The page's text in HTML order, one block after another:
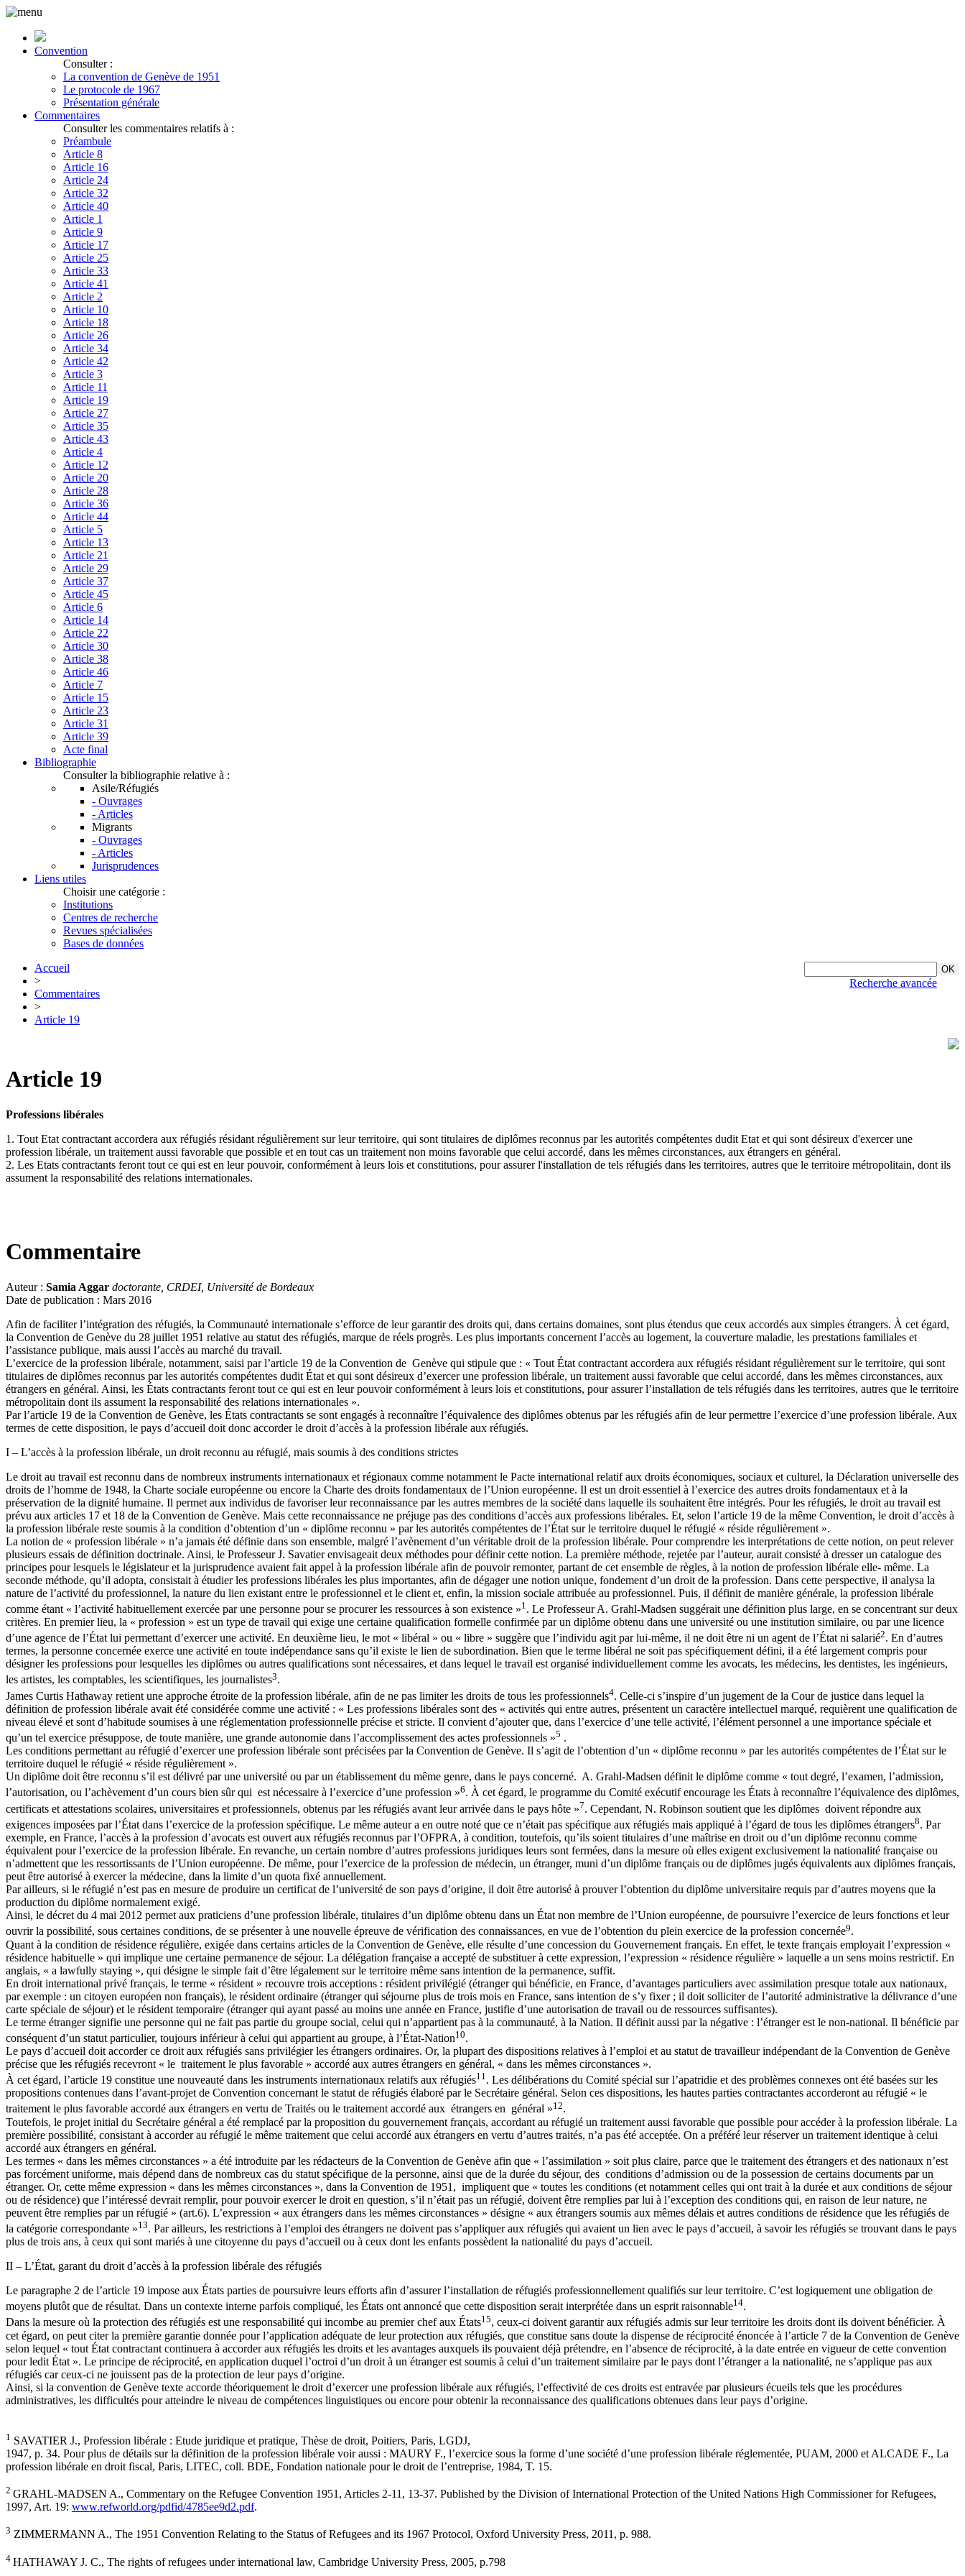
Convention
Consulter :
La convention de Genève de 1951
Le protocole de 1967
Présentation générale
Commentaires
Consulter les commentaires relatifs à :
Préambule
Article 8
Article 16
Article 24
Article 32
Article 40
Article 1
Article 9
Article 17
Article 25
Article 33
Article 41
Article 2
Article 10
Article 18
Article 26
Article 34
Article 42
Article 3
Article 11
Article 19
Article 27
Article 35
Article 43
Article 4
Article 12
Article 20
Article 28
Article 36
Article 44
Article 5
Article 13
Article 21
Article 29
Article 37
Article 45
Article 6
Article 14
Article 22
Article 30
Article 38
Article 46
Article 7
Article 15
Article 23
Article 31
Article 39
Acte final
Bibliographie
Consulter la bibliographie relative à :
Asile/Réfugiés
- Ouvrages
- Articles
Migrants
- Ouvrages
- Articles
Jurisprudences
Liens utiles
Choisir une catégorie :
Institutions
Centres de recherche
Revues spécialisées
Bases de données
Recherche avancée
Accueil
>
Commentaires
>
Article 19
Article 19
Professions libérales
1. Tout Etat contractant accordera aux réfugiés résidant régulièrement sur leur territoire, qui sont titulaires de diplômes reconnus par les autorités compétentes dudit Etat et qui sont désireux d'exercer une
profession libérale, un traitement aussi favorable que possible et en tout cas un traitement non moins favorable que celui accordé, dans les mêmes circonstances, aux étrangers en général.
2. Les Etats contractants feront tout ce qui est en leur pouvoir, conformément à leurs lois et constitutions, pour assurer l'installation de tels réfugiés dans les territoires, autres que le territoire métropolitain, dont ils
assument la responsabilité des relations internationales.
Commentaire
Auteur : Samia Aggar doctorante, CRDEI, Université de Bordeaux
Date de publication : Mars 2016
Afin de faciliter l’intégration des réfugiés, la Communauté internationale s’efforce de leur garantir des droits qui, dans certains domaines, sont plus étendus que ceux accordés aux simples étrangers. À cet égard,
la Convention de Genève du 28 juillet 1951 relative au statut des réfugiés, marque de réels progrès. Les plus importants concernent l’accès au logement, la couverture maladie, les prestations familiales et
l’assistance publique, mais aussi l’accès au marché du travail.
L’exercice de la profession libérale, notamment, saisi par l’article 19 de la Convention de Genève qui stipule que : « Tout État contractant accordera aux réfugiés résidant régulièrement sur le territoire, qui sont
titulaires de diplômes reconnus par les autorités compétentes dudit État et qui sont désireux d’exercer une profession libérale, un traitement aussi favorable que celui accordé, dans les mêmes circonstances, aux
étrangers en général. Ainsi, les États contractants feront tout ce qui est en leur pouvoir conformément à leurs lois et constitutions, pour assurer l’installation de tels réfugiés dans les territoires, autres que le territoire
métropolitain dont ils assument la responsabilité des relations internationales ».
Par l’article 19 de la Convention de Genève, les États contractants se sont engagés à reconnaître l’équivalence des diplômes obtenus par les réfugiés afin de leur permettre l’exercice d’une profession libérale. Aux
termes de cette disposition, le pays d’accueil doit donc accorder le droit d’accès à la profession libérale aux réfugiés.
I – L’accès à la profession libérale, un droit reconnu au réfugié, mais soumis à des conditions strictes
Le droit au travail est reconnu dans de nombreux instruments internationaux et régionaux comme notamment le Pacte international relatif aux droits économiques, sociaux et culturel, la Déclaration universelle des
droits de l’homme de 1948, la Charte sociale européenne ou encore la Charte des droits fondamentaux de l’Union européenne. Il est un droit essentiel à l’exercice des autres droits fondamentaux et à la
préservation de la dignité humaine. Il permet aux individus de favoriser leur reconnaissance par les autres membres de la société dans laquelle ils souhaitent être intégrés. Pour les réfugiés, le droit au travail est
prévu aux articles 17 et 18 de la Convention de Genève. Mais cette reconnaissance ne préjuge pas des conditions d’accès aux professions libérales. Et, selon l’article 19 de la même Convention, le droit d’accès à
la profession libérale reste soumis à la condition d’obtention d’un « diplôme reconnu » par les autorités compétentes de l’État sur le territoire duquel le réfugié « réside régulièrement ».
La notion de « profession libérale » n’a jamais été définie dans son ensemble, malgré l’avènement d’un véritable droit de la profession libérale. Pour comprendre les interprétations de cette notion, on peut relever
plusieurs essais de définition doctrinale. Ainsi, le Professeur J. Savatier envisageait deux méthodes pour définir cette notion. La première méthode, rejetée par l’auteur, aurait consisté à dresser un catalogue des
principes pour lesquels le législateur et la jurisprudence avaient fait appel à la profession libérale afin de pouvoir remonter, partant de cet ensemble de règles, à la notion de profession libérale elle- même. La
seconde méthode, qu’il adopta, consistait à étudier les professions libérales les plus importantes, afin de dégager une notion unique, fondement d’un droit de la profession. Dans cette perspective, il analysa la
nature de l’activité du professionnel, la nature du lien existant entre le professionnel et le client et, enfin, la mission sociale attribuée au professionnel. Puis, il définit de manière générale, la profession libérale
comme étant « l’activité habituellement exercée par une personne pour se procurer les ressources à son existence »1 . Le Professeur A. Grahl-Madsen suggérait une définition plus large, en se concentrant sur deux
critères. En premier lieu, la « profession » est un type de travail qui exige une certaine qualification formelle confirmée par un diplôme obtenu dans une université ou une institution similaire, ou par une licence
d’une agence de l’État lui permettant d’exercer une activité. En deuxième lieu, le mot « libéral » ou « libre » suggère que l’individu agit par lui-même, il ne doit être ni un agent de l’État ni salarié2. En d’autres
termes, la personne concernée exerce une activité en toute indépendance sans qu’il existe le lien de subordination. Bien que le terme libéral ne soit pas spécifiquement défini, il a été largement compris pour
désigner les professions pour lesquelles les diplômes ou autres qualifications sont nécessaires, et dans lequel le travail est organisé individuellement comme les avocats, les médecins, les dentistes, les ingénieurs,
les artistes, les comptables, les scientifiques, les journalistes3.
James Curtis Hathaway retient une approche étroite de la profession libérale, afin de ne pas limiter les droits de tous les professionnels4. Celle-ci s’inspire d’un jugement de la Cour de justice dans lequel la
définition de profession libérale avait été considérée comme une activité : « Les professions libérales sont des « activités qui entre autres, présentent un caractère intellectuel marqué, requièrent une qualification de
niveau élevé et sont d’habitude soumises à une réglementation professionnelle précise et stricte. Il convient d’ajouter que, dans l’exercice d’une telle activité, l’élément personnel a une importance spéciale et
qu’un tel exercice présuppose, de toute manière, une grande autonomie dans l’accomplissement des actes professionnels »5 .
Les conditions permettant au réfugié d’exercer une profession libérale sont précisées par la Convention de Genève. Il s’agit de l’obtention d’un « diplôme reconnu » par les autorités compétentes de l’État sur le
territoire duquel le réfugié « réside régulièrement ».
Un diplôme doit être reconnu s’il est délivré par une université ou par un établissement du même genre, dans le pays concerné. A. Grahl-Madsen définit le diplôme comme « tout degré, l’examen, l’admission,
l’autorisation, ou l’achèvement d’un cours bien sûr qui est nécessaire à l’exercice d’une profession »6. À cet égard, le programme du Comité exécutif encourage les États à reconnaître l’équivalence des diplômes,
certificats et attestations scolaires, universitaires et professionnels, obtenus par les réfugiés avant leur arrivée dans le pays hôte »7. Cependant, N. Robinson soutient que les diplômes doivent répondre aux
exigences imposées par l’État dans l’exercice de la profession spécifique. Le même auteur a en outre noté que ce n’était pas spécifique aux réfugiés mais appliqué à l’égard de tous les diplômes étrangers8. Par
exemple, en France, l’accès à la profession d’avocats est ouvert aux réfugiés reconnus par l’OFPRA, à condition, toutefois, qu’ils soient titulaires d’une maîtrise en droit ou d’un diplôme reconnu comme
équivalent pour l’exercice de la profession libérale. En revanche, un certain nombre d’autres professions juridiques leurs sont fermées, dans la mesure où elles exigent exclusivement la nationalité française ou
n’admettent que les ressortissants de l’Union européenne. De même, pour l’exercice de la profession de médecin, un étranger, muni d’un diplôme français ou de diplômes jugés équivalents aux diplômes français,
peut être autorisé à exercer la médecine, dans la limite d’un quota fixé annuellement.
Par ailleurs, si le réfugié n’est pas en mesure de produire un certificat de l’université de son pays d’origine, il doit être autorisé à prouver l’obtention du diplôme universitaire requis par d’autres moyens que la
production du diplôme normalement exigé.
Ainsi, le décret du 4 mai 2012 permet aux praticiens d’une profession libérale, titulaires d’un diplôme obtenu dans un État non membre de l’Union européenne, de poursuivre l’exercice de leurs fonctions et leur
ouvrir la possibilité, sous certaines conditions, de se présenter à une nouvelle épreuve de vérification des connaissances, en vue de l’obtention du plein exercice de la profession concernée9.
Quant à la condition de résidence régulière, exigée dans certains articles de la Convention de Genève, elle résulte d’une concession du Gouvernement français. En effet, le texte français employait l’expression «
résidence habituelle » qui implique une certaine permanence de séjour. La délégation française a accepté de substituer à cette expression, l’expression « résidence régulière » laquelle a un sens moins restrictif. En
anglais, « a lawfully staying », qui désigne le simple fait d’être légalement sur le territoire même sans intention de la permanence, suffit.
En droit international privé français, le terme « résident » recouvre trois acceptions : résident privilégié (étranger qui bénéficie, en France, d’avantages particuliers avec assimilation presque totale aux nationaux,
par exemple : un citoyen européen non français), le résident ordinaire (étranger qui séjourne plus de trois mois en France, sans intention de s’y fixer ; il doit solliciter de l’autorité administrative la délivrance d’une
carte spéciale de séjour) et le résident temporaire (étranger qui ayant passé au moins une année en France, justifie d’une autorisation de travail ou de ressources suffisantes).
Le terme étranger signifie une personne qui ne fait pas partie du groupe social, celui qui n’appartient pas à la communauté, à la Nation. Il définit aussi par la négative : l’étranger est le non-national. Il bénéficie par
conséquent d’un statut particulier, toujours inférieur à celui qui appartient au groupe, à l’État-Nation10.
Le pays d’accueil doit accorder ce droit aux réfugiés sans privilégier les étrangers ordinaires. Or, la plupart des dispositions relatives à l’emploi et au statut de travailleur indépendant de la Convention de Genève
précise que les réfugiés recevront « le traitement le plus favorable » accordé aux autres étrangers en général, « dans les mêmes circonstances ».
À cet égard, l’article 19 constitue une nouveauté dans les instruments internationaux relatifs aux réfugiés11. Les délibérations du Comité spécial sur l’apatridie et des problèmes connexes ont été basées sur les
propositions contenues dans l’avant-projet de Convention concernant le statut de réfugiés élaboré par le Secrétaire général. Selon ces dispositions, les hautes parties contractantes accorderont au réfugié « le
traitement le plus favorable accordé aux étrangers en vertu de Traités ou le traitement accordé aux étrangers en général »12.
Toutefois, le projet initial du Secrétaire général a été remplacé par la proposition du gouvernement français, accordant au réfugié un traitement aussi favorable que possible pour accéder à la profession libérale. La
première possibilité, consistant à accorder au réfugié le même traitement que celui accordé aux étrangers en vertu d’autres traités, n’a pas été acceptée. On a préféré leur réserver un traitement identique à celui
accordé aux étrangers en général.
Les termes « dans les mêmes circonstances » a été introduite par les rédacteurs de la Convention de Genève afin que « l’assimilation » soit plus claire, parce que le traitement des étrangers et des nationaux n’est
pas forcément uniforme, mais dépend dans de nombreux cas du statut spécifique de la personne, ainsi que de la durée du séjour, des conditions d’admission ou de la possession de certains documents par un
étranger. Or, cette même expression « dans les mêmes circonstances », dans la Convention de 1951, impliquent que « toutes les conditions (et notamment celles qui ont trait à la durée et aux conditions de séjour
ou de résidence) que l’intéressé devrait remplir, pour pouvoir exercer le droit en question, s’il n’était pas un réfugié, doivent être remplies par lui à l’exception des conditions qui, en raison de leur nature, ne
peuvent être remplies par un réfugié » (art.6). L’expression « aux étrangers dans les mêmes circonstances » désigne « aux étrangers soumis aux mêmes délais et autres conditions de résidence que les réfugiés de
la catégorie correspondante »13. Par ailleurs, les restrictions à l’emploi des étrangers ne doivent pas s’appliquer aux réfugiés qui avaient un lien avec le pays d’accueil, à savoir les réfugiés se trouvant dans le pays
plus de trois ans, à ceux qui sont mariés à une citoyenne du pays d’accueil ou à ceux dont les enfants possèdent la nationalité du pays d’accueil.
II – L’État, garant du droit d’accès à la profession libérale des réfugiés
Le paragraphe 2 de l’article 19 impose aux États parties de poursuivre leurs efforts afin d’assurer l’installation de réfugiés professionnellement qualifiés sur leur territoire. C’est logiquement une obligation de
moyens plutôt que de résultat. Dans un contexte interne parfois compliqué, les États ont annoncé que cette disposition serait interprétée dans un esprit raisonnable14.
Dans la mesure où la protection des réfugiés est une responsabilité qui incombe au premier chef aux États15, ceux-ci doivent garantir aux réfugiés admis sur leur territoire les droits dont ils doivent bénéficier. À
cet égard, on peut citer la première garantie donnée pour l’application adéquate de leur protection aux réfugiés, que constitue sans doute la dispense de réciprocité énoncée à l’article 7 de la Convention de Genève
selon lequel « tout État contractant continuera à accorder aux réfugiés les droits et les avantages auxquels ils pouvaient déjà prétendre, en l’absence de réciprocité, à la date entrée en vigueur de cette convention
pour ledit État ». Le principe de réciprocité, en application duquel l’octroi d’un droit à un étranger est soumis à celui d’un traitement similaire par le pays dont l’étranger a la nationalité, ne s’applique pas aux
réfugiés car ceux-ci ne jouissent pas de la protection de leur pays d’origine.
Ainsi, si la convention de Genève texte accorde théoriquement le droit d’exercer une profession libérale aux réfugiés, l’effectivité de ces droits est entravée par plusieurs écueils tels que les procédures
administratives, les difficultés pour atteindre le niveau de compétences linguistiques ou encore pour obtenir la reconnaissance des qualifications obtenues dans leur pays d’origine.
1 SAVATIER J., Profession libérale : Etude juridique et pratique, Thèse de droit, Poitiers, Paris, LGDJ,
1947, p. 34. Pour plus de détails sur la définition de la profession libérale voir aussi : MAURY F., l’exercice sous la forme d’une société d’une profession libérale réglementée, PUAM, 2000 et ALCADE F., La
profession libérale en droit fiscal, Paris, LITEC, coll. BDE, Fondation nationale pour le droit de l’entreprise, 1984, T. 15.
2 GRAHL-MADSEN A., Commentary on the Refugee Convention 1951, Articles 2-11, 13-37. Published by the Division of International Protection of the United Nations High Commissioner for Refugees,
1997, Art. 19: www.refworld.org/pdfid/4785ee9d2.pdf.
3 ZIMMERMANN A., The 1951 Convention Relating to the Status of Refugees and its 1967 Protocol, Oxford University Press, 2011, p. 988.
4 HATHAWAY J. C., The rights of refugees under international law, Cambridge University Press, 2005, p.798